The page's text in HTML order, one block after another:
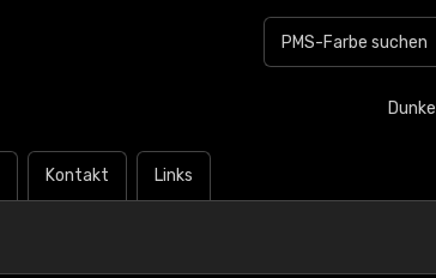
Dunkel
Kontakt Links